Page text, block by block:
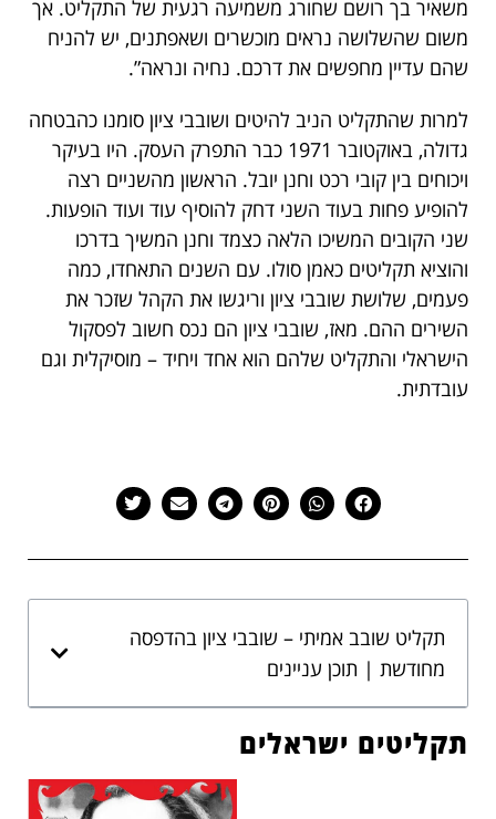
משאיר בך רושם שחורג משמיעה רגעית של התקליט. אך
משום שהשלושה נראים מוכשרים ושאפתנים, יש להניח
שהם עדיין מחפשים את דרכם. נחיה ונראה”.
למרות שהתקליט הניב להיטים ושובבי ציון סומנו כהבטחה
גדולה, באוקטובר 1971 כבר התפרק העסק. היו בעיקר
ויכוחים בין קובי רכט וחנן יובל. הראשון מהשניים רצה
להופיע פחות בעוד השני דחק להוסיף עוד ועוד הופעות.
שני הקובים המשיכו הלאה כצמד וחנן המשיך בדרכו
והוציא תקליטים כאמן סולו. עם השנים התאחדו, כמה
פעמים, שלושת שובבי ציון וריגשו את הקהל שזכר את
השירים ההם. מאז, שובבי ציון הם נכס חשוב לפסקול
הישראלי והתקליט שלהם הוא אחד ויחיד – מוסיקלית וגם
עובדתית.
תקליט שובב אמיתי – שובבי ציון בהדפסה
מחודשת | תוכן עניינים
תקליטים ישראלים